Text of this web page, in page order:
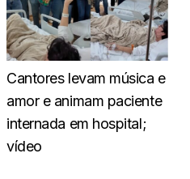
Cantores levam música e
amor e animam paciente
internada em hospital;
vídeo